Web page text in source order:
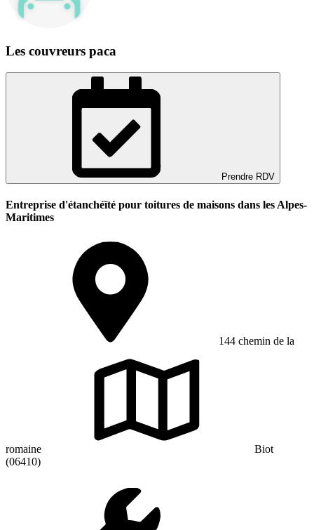
Les couvreurs paca
Prendre RDV
Entreprise d'étanchéïté pour toitures de maisons dans les Alpes-
Maritimes
144 chemin de la
romaine
Biot
(06410)